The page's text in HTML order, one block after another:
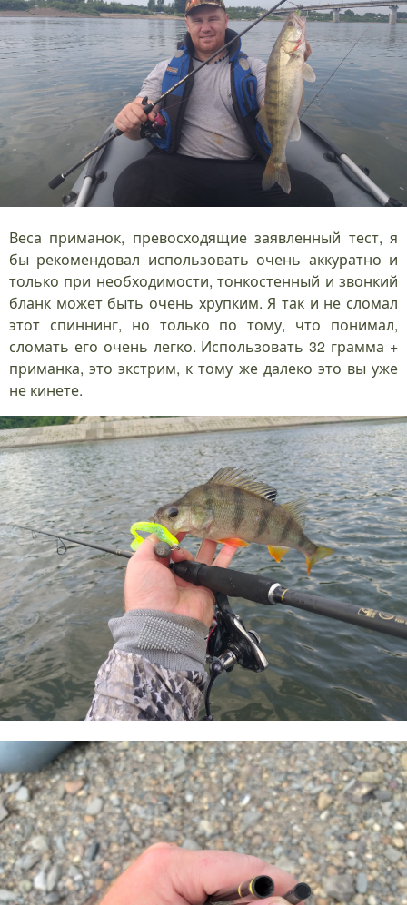
Веса приманок, превосходящие заявленный тест, я
бы рекомендовал использовать очень аккуратно и
только при необходимости, тонкостенный и звонкий
бланк может быть очень хрупким. Я так и не сломал
этот спиннинг, но только по тому, что понимал,
сломать его очень легко. Использовать 32 грамма +
приманка, это экстрим, к тому же далеко это вы уже
не кинете.